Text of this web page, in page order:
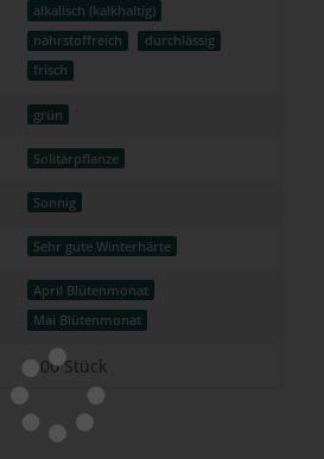
alkalisch (kalkhaltig)
nährstoffreich
durchlässig
frisch
grün
Solitärpflanze
Sonnig
Sehr gute Winterhärte
April Blütenmonat
Mai Blütenmonat
1,00 Stück